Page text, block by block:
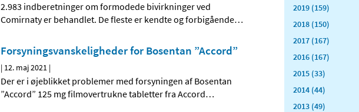
2.983 indberetninger om formodede bivirkninger ved
Comirnaty er behandlet. De fleste er kendte og forbigående…
Forsyningsvanskeligheder for Bosentan ”Accord”
| 12. maj 2021 |
Der er i øjeblikket problemer med forsyningen af Bosentan
”Accord” 125 mg filmovertrukne tabletter fra Accord…
2019 (159)
2018 (150)
2017 (167)
2016 (167)
2015 (33)
2014 (44)
2013 (49)